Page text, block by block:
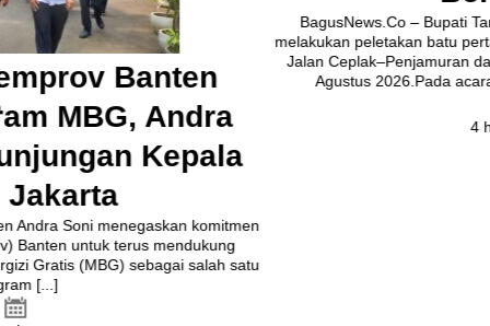
BagusNews.Co – Bupati Tangerang Moch. Maesyal Rasyid,
melakukan peletakan batu pertama (Groundbreaking) rekonstruksi
Jalan Ceplak–Penjamuran dan Jalan Penjamuran–Kronjo, awal
Agustus 2026.Pada acara tersebut, Bupati Maesyal [...]
4 hari ago